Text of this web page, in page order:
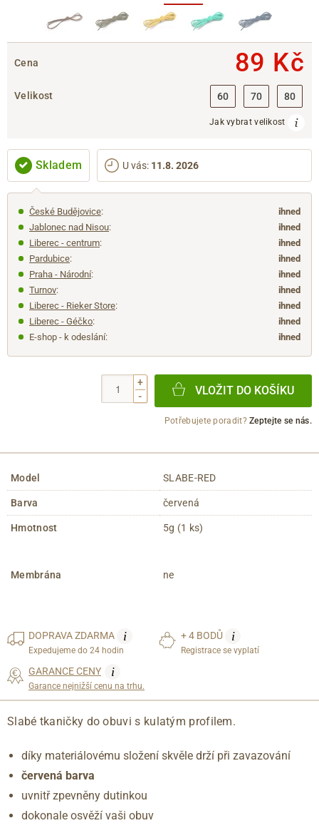
Cena 89 Kč
Velikost 60 70 80
Jak vybrat velikost
Skladem U vás: 11.8. 2026
České Budějovice:
ihned
Jablonec nad Nisou:
ihned
Liberec - centrum:
ihned
Pardubice:
ihned
Praha - Národní:
ihned
Turnov:
ihned
Liberec - Rieker Store:
ihned
Liberec - Géčko:
ihned
E-shop - k odeslání:
ihned
+
-
VLOŽIT DO KOŠÍKU
Potřebujete poradit?Zeptejte se nás.
Model SLABE-RED
Barva červená
Hmotnost 5g (1 ks)
Membrána ne
DOPRAVAZDARMA i
Expedujeme do 24 hodin
+ 4 BODŮ i
Registrace se vyplatí
GARANCE CENY i
Garance nejnižší cenu na trhu.
Slabé tkaničky do obuvi s kulatým profilem.
díky materiálovému složení skvěle drží při zavazování
červená barva
uvnitř zpevněny dutinkou
dokonale osvěží vaši obuv